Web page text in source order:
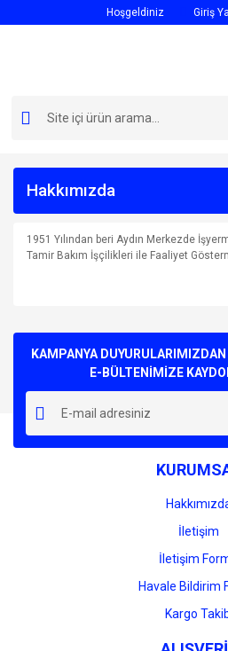
Hoşgeldiniz Giriş
Hakkımızda
1951 Yılından beri Aydın Merkezde
Tamir Bakım İşçilikleri ile Faaliyet
KAMPANYA
E-BÜLTENİMİZE
İletişim
İletişim
Havale Bildirim
Kargo